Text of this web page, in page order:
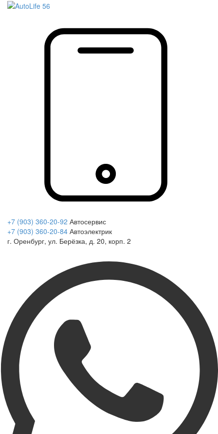
+7 (903) 360-20-92 Автосервис
+7 (903) 360-20-84 Автоэлектрик
г. Оренбург, ул. Берёзка, д. 20, корп. 2